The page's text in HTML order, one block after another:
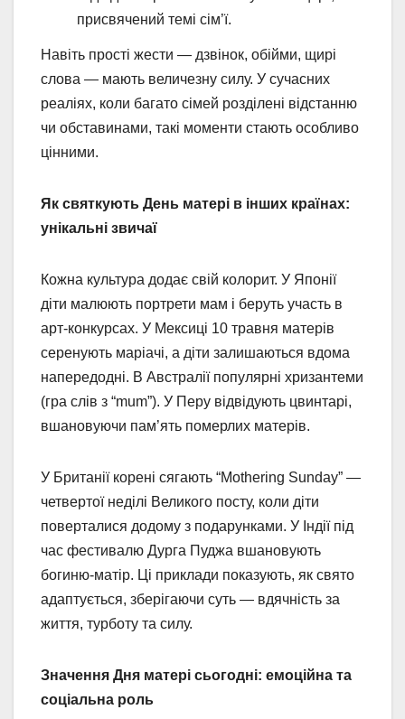
присвячений темі сім’ї.
Навіть прості жести — дзвінок, обійми, щирі
слова — мають величезну силу. У сучасних
реаліях, коли багато сімей розділені відстанню
чи обставинами, такі моменти стають особливо
цінними.
Як святкують День матері в інших країнах:
унікальні звичаї
Кожна культура додає свій колорит. У Японії
діти малюють портрети мам і беруть участь в
арт-конкурсах. У Мексиці 10 травня матерів
серенують маріачі, а діти залишаються вдома
напередодні. В Австралії популярні хризантеми
(гра слів з “mum”). У Перу відвідують цвинтарі,
вшановуючи пам’ять померлих матерів.
У Британії корені сягають “Mothering Sunday” —
четвертої неділі Великого посту, коли діти
поверталися додому з подарунками. У Індії під
час фестивалю Дурга Пуджа вшановують
богиню-матір. Ці приклади показують, як свято
адаптується, зберігаючи суть — вдячність за
життя, турботу та силу.
Значення Дня матері сьогодні: емоційна та
соціальна роль